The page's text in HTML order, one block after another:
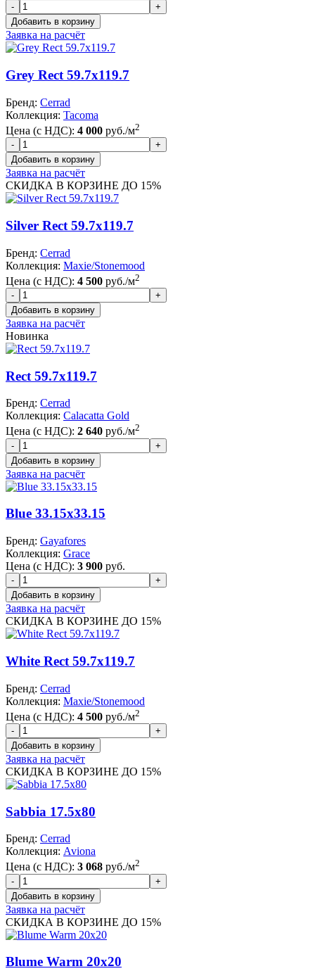
Заявка на расчёт
Grey Rect 59.7x119.7
Бренд: Cerrad
Коллекция: Tacoma
Цена (с НДС): 4 000 руб./м2
Заявка на расчёт
СКИДКА В КОРЗИНЕ ДО 15%
Silver Rect 59.7x119.7
Бренд: Cerrad
Коллекция: Maxie/Stonemood
Цена (с НДС): 4 500 руб./м2
Заявка на расчёт
Новинка
Rect 59.7x119.7
Бренд: Cerrad
Коллекция: Calacatta Gold
Цена (с НДС): 2 640 руб./м2
Заявка на расчёт
Blue 33.15x33.15
Бренд: Gayafores
Коллекция: Grace
Цена (с НДС): 3 900 руб.
Заявка на расчёт
СКИДКА В КОРЗИНЕ ДО 15%
White Rect 59.7x119.7
Бренд: Cerrad
Коллекция: Maxie/Stonemood
Цена (с НДС): 4 500 руб./м2
Заявка на расчёт
СКИДКА В КОРЗИНЕ ДО 15%
Sabbia 17.5x80
Бренд: Cerrad
Коллекция: Aviona
Цена (с НДС): 3 068 руб./м2
Заявка на расчёт
СКИДКА В КОРЗИНЕ ДО 15%
Blume Warm 20x20